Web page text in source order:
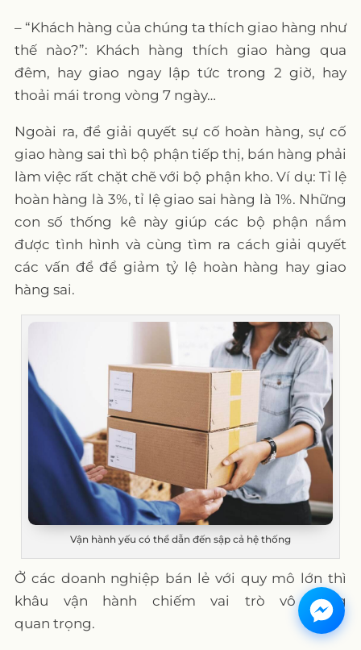
– “Khách hàng của chúng ta thích giao hàng như
thế nào?”: Khách hàng thích giao hàng qua
đêm, hay giao ngay lập tức trong 2 giờ, hay
thoải mái trong vòng 7 ngày…
Ngoài ra, để giải quyết sự cố hoàn hàng, sự cố
giao hàng sai thì bộ phận tiếp thị, bán hàng phải
làm việc rất chặt chẽ với bộ phận kho. Ví dụ: Tỉ lệ
hoàn hàng là 3%, tỉ lệ giao sai hàng là 1%. Những
con số thống kê này giúp các bộ phận nắm
được tình hình và cùng tìm ra cách giải quyết
các vấn để để giảm tỷ lệ hoàn hàng hay giao
hàng sai.
Vận hành yếu có thể dẫn đến sập cả hệ thống
Ở các doanh nghiệp bán lẻ với quy mô lớn thì
khâu vận hành chiếm vai trò vô cùng
quan trọng.